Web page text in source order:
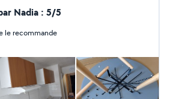
je propose mes services
Nadia : 5/5
le recommande